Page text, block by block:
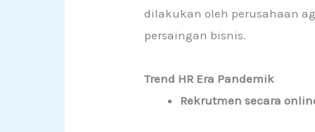
dilakukan oleh perusahaan
persaingan bisnis.
Trend HR Era Pandemik
Rekrutmen secara